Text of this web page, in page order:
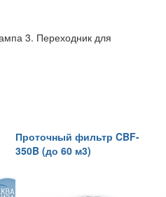
3. Переходник для
Проточный фильтр CBF-
350B (до 60 м3)